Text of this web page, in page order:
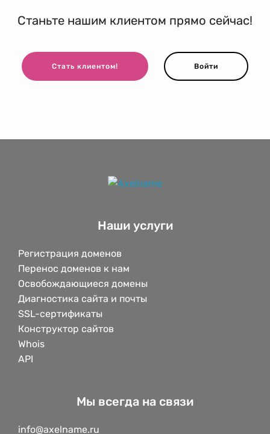
Станьте нашим клиентом прямо сейчас!
Стать клиентом! Войти
Наши услуги
Регистрация доменов
Перенос доменов к нам
Освобождающиеся домены
Диагностика сайта и почты
SSL-сертификаты
Конструктор сайтов
Whois
API
Мы всегда на связи
info@axelname.ru